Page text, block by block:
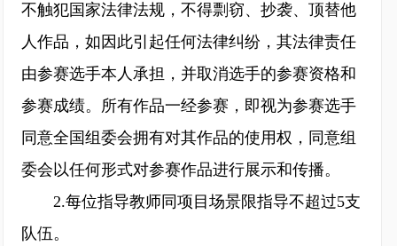
不触犯国家法律法规，不得剽窃、抄袭、顶替他
人作品，如因此引起任何法律纠纷，其法律责任
由参赛选手本人承担，并取消选手的参赛资格和
参赛成绩。所有作品一经参赛，即视为参赛选手
同意全国组委会拥有对其作品的使用权，同意组
委会以任何形式对参赛作品进行展示和传播。
2.每位指导教师同项目场景限指导不超过5支
队伍。